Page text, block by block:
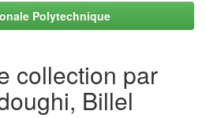
Polytechnique
collection par
Billel